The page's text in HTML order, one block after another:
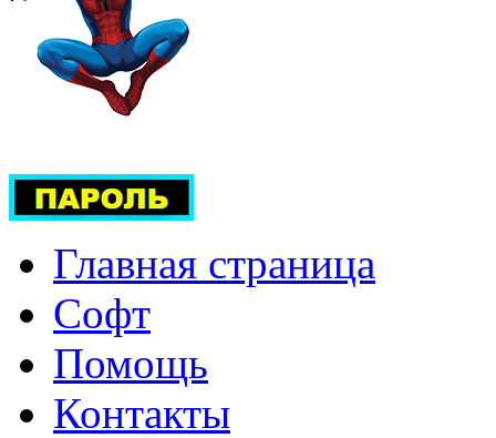
Главная страница
Софт
Помощь
Контакты